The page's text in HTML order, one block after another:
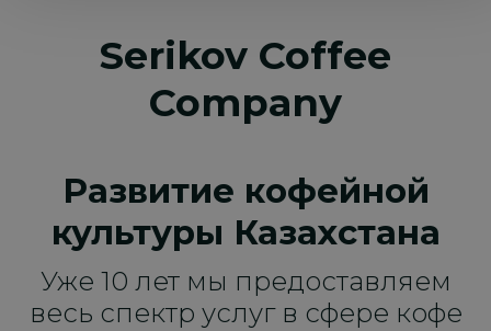
Serikov Coffee
Company
Развитие кофейной
культуры Казахстана
Уже 10 лет мы предоставляем
весь спектр услуг в сфере кофе